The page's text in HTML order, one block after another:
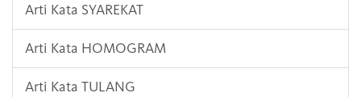
Arti Kata SYAREKAT
Arti Kata HOMOGRAM
Arti Kata TULANG